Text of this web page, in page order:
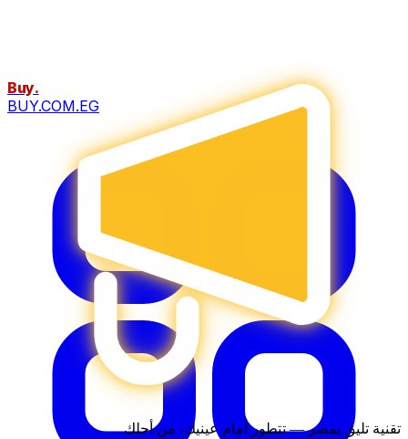
تقنية تليق بمصر — تتطور أمام عينيك، من أجلك
Buy.
BUY.COM.EG